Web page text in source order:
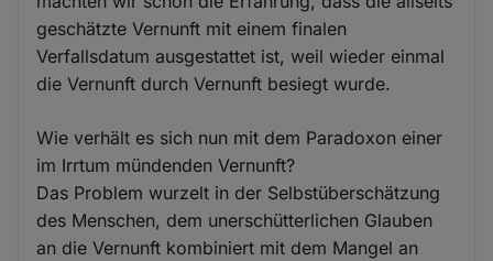
geschätzte Vernunft mit einem finalen
Verfallsdatum ausgestattet ist, weil wieder einmal
die Vernunft durch Vernunft besiegt wurde.
Wie verhält es sich nun mit dem Paradoxon einer
im Irrtum mündenden Vernunft?
Das Problem wurzelt in der Selbstüberschätzung
des Menschen, dem unerschütterlichen Glauben
an die Vernunft kombiniert mit dem Mangel an